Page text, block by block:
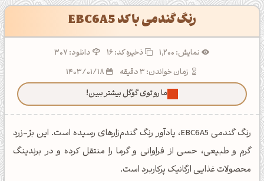
رنگ گندمی با کد EBC6A5
نمایش: 1,200 ذخیره کد:16
دانلود: 307
زمان خواندن: 3 دقیقه
ما رو توی گوگل بیشتر ببین!
رنگ گندمی EBC6A5، یادآور رنگ گندم‌زارهای رسیده است. این بژ-زرد
گرم و طبیعی، حسی از فراوانی و گرما را منتقل کرده و در برندینگ
محصولات غذایی ارگانیک پرکاربرد است.